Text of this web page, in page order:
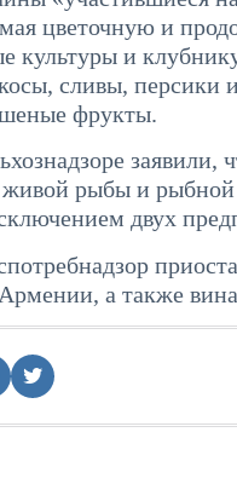
мая цветочную и
культуры и
сливы, персики
фрукты.
рыбы и рыбной
двух
а также